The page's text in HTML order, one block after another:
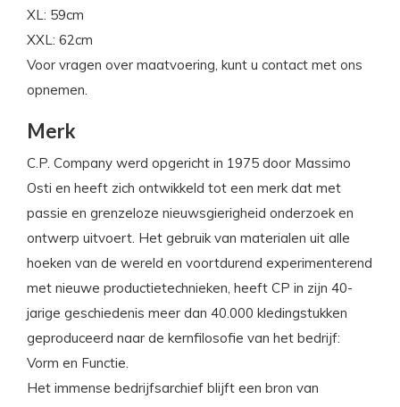
XL: 59cm
XXL: 62cm
Voor vragen over maatvoering, kunt u contact met ons
opnemen.
Merk
C.P. Company werd opgericht in 1975 door Massimo
Osti en heeft zich ontwikkeld tot een merk dat met
passie en grenzeloze nieuwsgierigheid onderzoek en
ontwerp uitvoert. Het gebruik van materialen uit alle
hoeken van de wereld en voortdurend experimenterend
met nieuwe productietechnieken, heeft CP in zijn 40-
jarige geschiedenis meer dan 40.000 kledingstukken
geproduceerd naar de kernfilosofie van het bedrijf:
Vorm en Functie.
Het immense bedrijfsarchief blijft een bron van